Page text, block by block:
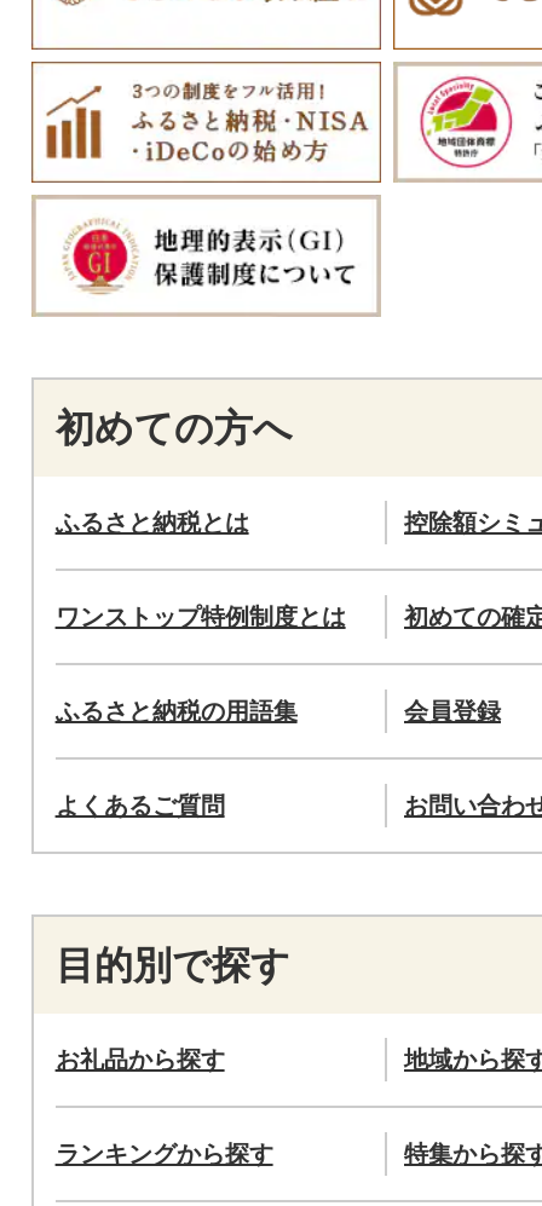
初めての方へ
ふるさと納税とは 控除額シミ
ワンストップ特例制度とは 初めての確
ふるさと納税の用語集 会員登録
よくあるご質問 お問い合わ
目的別で探す
お礼品から探す 地域から探
ランキングから探す 特集から探